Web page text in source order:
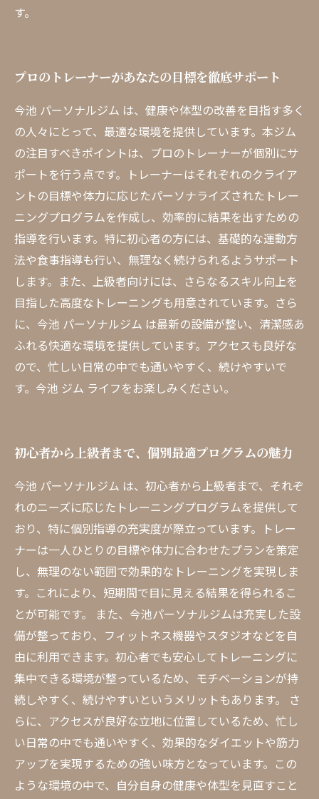
す。
プロのトレーナーがあなたの目標を徹底サポート
今池 パーソナルジム は、健康や体型の改善を目指す多く
の人々にとって、最適な環境を提供しています。本ジム
の注目すべきポイントは、プロのトレーナーが個別にサ
ポートを行う点です。トレーナーはそれぞれのクライア
ントの目標や体力に応じたパーソナライズされたトレー
ニングプログラムを作成し、効率的に結果を出すための
指導を行います。特に初心者の方には、基礎的な運動方
法や食事指導も行い、無理なく続けられるようサポート
します。また、上級者向けには、さらなるスキル向上を
目指した高度なトレーニングも用意されています。さら
に、今池 パーソナルジム は最新の設備が整い、清潔感あ
ふれる快適な環境を提供しています。アクセスも良好な
ので、忙しい日常の中でも通いやすく、続けやすいで
す。今池 ジム ライフをお楽しみください。
初心者から上級者まで、個別最適プログラムの魅力
今池 パーソナルジム は、初心者から上級者まで、それぞ
れのニーズに応じたトレーニングプログラムを提供して
おり、特に個別指導の充実度が際立っています。トレー
ナーは一人ひとりの目標や体力に合わせたプランを策定
し、無理のない範囲で効果的なトレーニングを実現しま
す。これにより、短期間で目に見える結果を得られるこ
とが可能です。 また、今池パーソナルジムは充実した設
備が整っており、フィットネス機器やスタジオなどを自
由に利用できます。初心者でも安心してトレーニングに
集中できる環境が整っているため、モチベーションが持
続しやすく、続けやすいというメリットもあります。 さ
らに、アクセスが良好な立地に位置しているため、忙し
い日常の中でも通いやすく、効果的なダイエットや筋力
アップを実現するための強い味方となっています。この
ような環境の中で、自分自身の健康や体型を見直すこと